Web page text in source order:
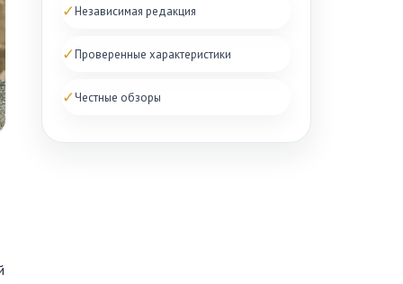
✓Независимая редакция
✓Проверенные характеристики
✓Честные обзоры